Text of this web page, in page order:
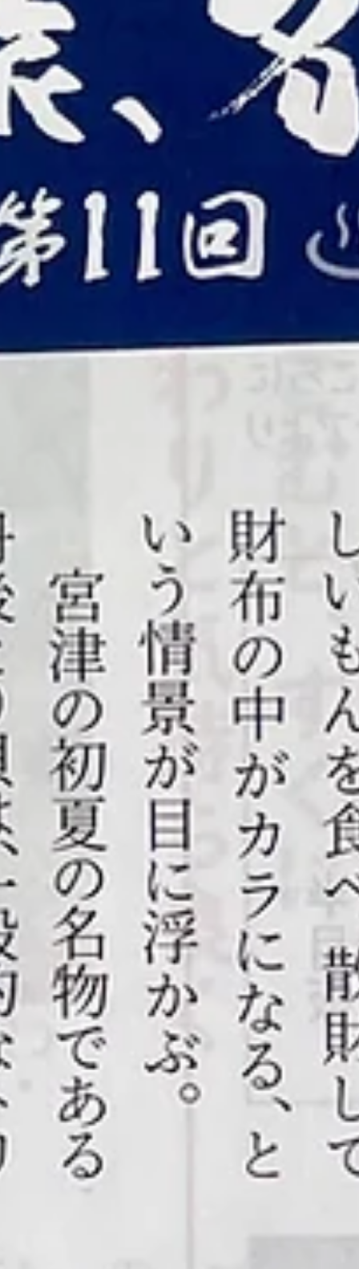
２０２５年１２月９日（火）、朝日放送テレビ（ABCテレ
ビ）「newsおかえり」の、「まなみとみさきの京散歩」コ
ナーにて、茶六別館の「ぶりしゃぶ」を、ご紹介いただき
た。 本上まなみさんと、大仁田美咲アナウンサーが、傘松
園から日本三景・天橋立を眺めるシーンで、京散歩スター
西国二十八番札所・成相寺～天橋立サイクリング～日本の
選・金引の滝を経て、当館へ。 以前、本上さんがご家族と
宿泊下さった時、ぶりしゃぶを召し上がり、今回ぜひにと
尽くす」と題して、まずは、ブリのお刺身に「いやー、幸
すね。」。 次に、昆布ダシに大根おろしを入れた鍋で、脂
のったブリを、しゃぶしゃぶ、 「幸せすぎて、口を開きた
なくなる感じ。」と。 「（自家製ポン酢が）本当に香り高
て、柑橘がブリに爽やかさをもたらして、めちゃめちゃお
い。」と。 丹後の地酒をさしつさされつ、お二人で、心ゆ